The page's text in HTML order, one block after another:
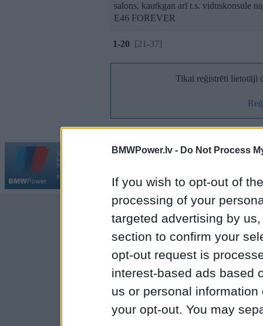
BMWPower.lv - Do Not Process
If you wish to opt-out of
processing of your
targeted advertising by
section to confirm your
opt-out request is
interest-based ads based
us or personal
your opt-out. You may
salons, kautkgan arī t.s. viduskonsule
E46 FOREVER
1-20 [21-37]
Tikai reģistrēti lietotāji
Vortāls BMWPower.lv darbojas
kopš 2002. gada 14. maija. Tas nav auto klubs un nav saistīts ar
BMW AG.
Par BMWPower
Kontakti